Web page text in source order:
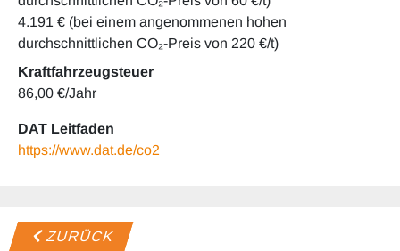
4.191 € (bei einem angenommenen hohen
durchschnittlichen CO₂-Preis von 220 €/t)
Kraftfahrzeugsteuer
86,00 €/Jahr
DAT Leitfaden
https://www.dat.de/co2
ZURÜCK